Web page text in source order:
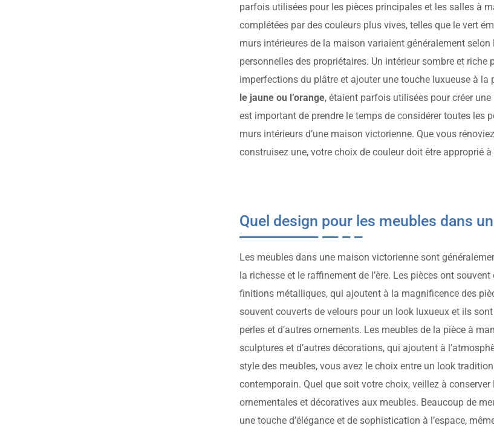
parfois utilisées pour les pièces principales et les salles à
complétées par des couleurs plus vives, telles que le vert
murs intérieures de la maison variaient généralement selon
personnelles des propriétaires. Un intérieur sombre et riche
imperfections du plâtre et ajouter une touche luxueuse à la
le jaune ou l’orange, étaient parfois utilisées pour créer
est important de prendre le temps de considérer toutes les
murs intérieurs d’une maison victorienne. Que vous
construisez une, votre choix de couleur doit être approprié à
Quel design pour les meubles dans
Les meubles dans une maison victorienne sont
la richesse et le raffinement de l’ère. Les pièces ont
finitions métalliques, qui ajoutent à la magnificence des
souvent couverts de velours pour un look luxueux et ils
perles et d’autres ornements. Les meubles de la pièce à
sculptures et d’autres décorations, qui ajoutent à
style des meubles, vous avez le choix entre un look
contemporain. Quel que soit votre choix, veillez à
ornementales et décoratives aux meubles. Beaucoup de
une touche d’élégance et de sophistication à l’espace,